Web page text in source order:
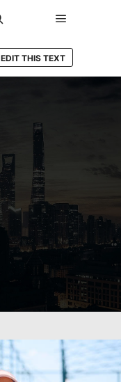
EDIT THIS TEXT